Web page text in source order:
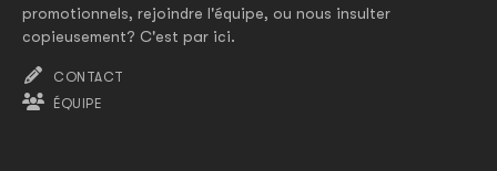
promotionnels, rejoindre l'équipe, ou nous insulter
copieusement? C'est par ici.
CONTACT
ÉQUIPE